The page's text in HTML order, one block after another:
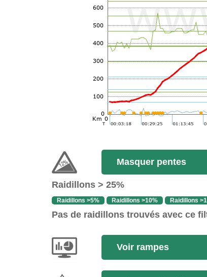
Masquer pentes
Raidillons > 25%
Raidillons >5% Raidillons >10% Raidillons
Pas de raidillons trouvés avec ce
Voir rampes